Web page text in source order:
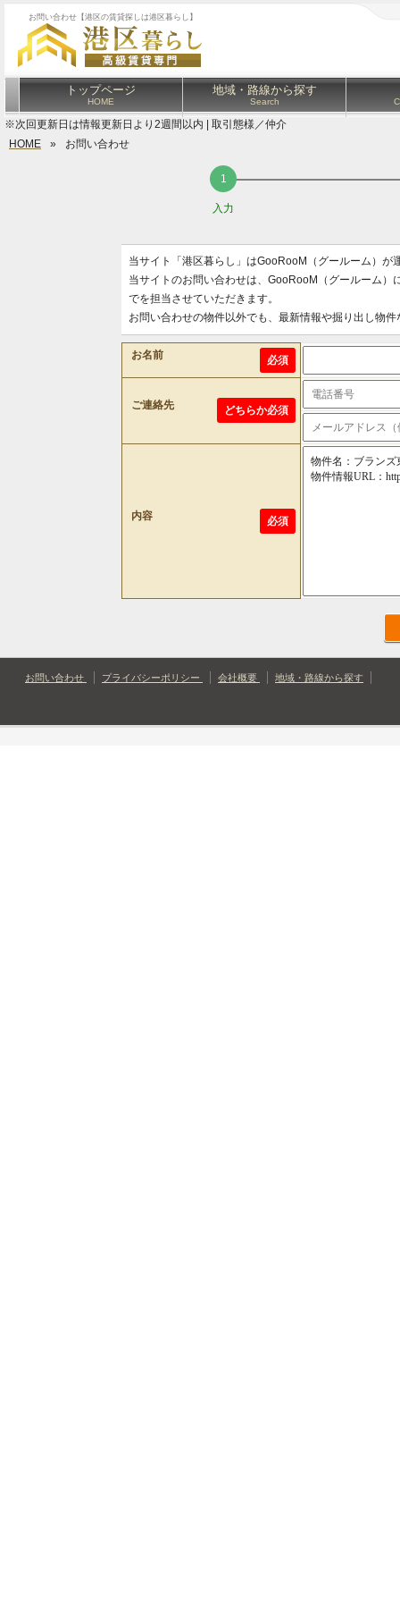
お問い合わせ【港区の賃貸探しは港区暮らし】
トップページ
HOME
地域・路線から探す
Search
※次回更新日は情報更新日より2週間以内 | 取引態様／仲介
HOME
» お問い合わせ
入力
当サイト「港区暮らし」はGooRooM（グールーム）
当サイトのお問い合わせは、GooRooM（グールーム
でを担当させていただきます。
お問い合わせの物件以外でも、最新情報や掘り出し物
お名前 必須
ご連絡先 どちらか必須
内容 必須
お問い合わせ プライバシーポリシー 会社概要 地域・路線から探す